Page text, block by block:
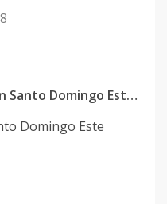
Apartamentos en venta en Santo Domingo Este cerca de Coral Mall
Domingo Este